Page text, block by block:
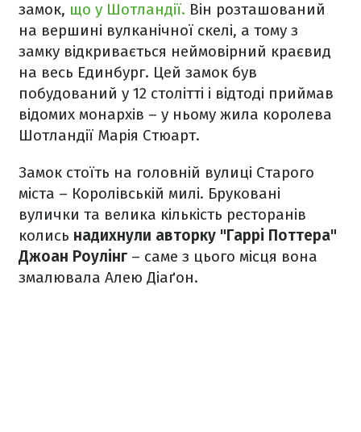
замок, що у Шотландії. Він розташований
на вершині вулканічної скелі, а тому з
замку відкривається неймовірний краєвид
на весь Единбург. Цей замок був
побудований у 12 столітті і відтоді приймав
відомих монархів – у ньому жила королева
Шотландії Марія Стюарт.
Замок стоїть на головній вулиці Старого
міста – Королівській милі. Бруковані
вулички та велика кількість ресторанів
колись надихнули авторку "Гаррі Поттера"
Джоан Роулінг – саме з цього місця вона
змалювала Алею Діаґон.